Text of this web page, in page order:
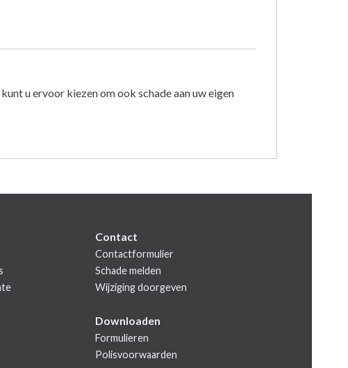
u ervoor kiezen om ook schade aan uw eigen
Contact
Contactformulier
Schade melden
Wijziging doorgeven
Downloaden
Formulieren
Polisvoorwaarden